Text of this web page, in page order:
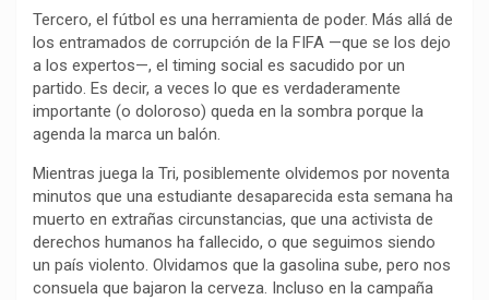
Tercero, el fútbol es una herramienta de poder. Más allá de
los entramados de corrupción de la FIFA —que se los dejo
a los expertos—, el timing social es sacudido por un
partido. Es decir, a veces lo que es verdaderamente
importante (o doloroso) queda en la sombra porque la
agenda la marca un balón.
Mientras juega la Tri, posiblemente olvidemos por noventa
minutos que una estudiante desaparecida esta semana ha
muerto en extrañas circunstancias, que una activista de
derechos humanos ha fallecido, o que seguimos siendo
un país violento. Olvidamos que la gasolina sube, pero nos
consuela que bajaron la cerveza. Incluso en la campaña